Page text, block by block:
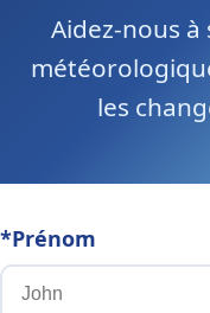
Aidez-nous
les
*Prénom